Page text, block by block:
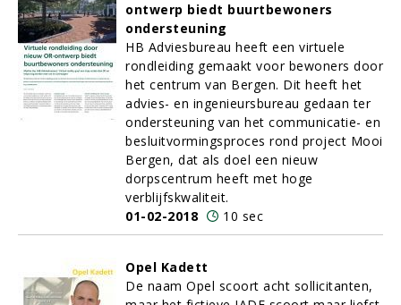
ontwerp biedt buurtbewoners
ondersteuning
HB Adviesbureau heeft een virtuele
rondleiding gemaakt voor bewoners door
het centrum van Bergen. Dit heeft het
advies- en ingenieursbureau gedaan ter
ondersteuning van het communicatie- en
besluitvormingsproces rond project Mooi
Bergen, dat als doel een nieuw
dorpscentrum heeft met hoge
verblijfskwaliteit.
01-02-2018
10 sec
Opel Kadett
De naam Opel scoort acht sollicitanten,